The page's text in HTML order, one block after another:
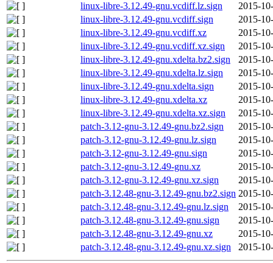
linux-libre-3.12.49-gnu.vcdiff.lz.sign
2015-
linux-libre-3.12.49-gnu.vcdiff.sign
2015-
linux-libre-3.12.49-gnu.vcdiff.xz
2015-
linux-libre-3.12.49-gnu.vcdiff.xz.sign
2015-
linux-libre-3.12.49-gnu.xdelta.bz2.sign
2015-
linux-libre-3.12.49-gnu.xdelta.lz.sign
2015-
linux-libre-3.12.49-gnu.xdelta.sign
2015-
linux-libre-3.12.49-gnu.xdelta.xz
2015-
linux-libre-3.12.49-gnu.xdelta.xz.sign
2015-
patch-3.12-gnu-3.12.49-gnu.bz2.sign
2015-
patch-3.12-gnu-3.12.49-gnu.lz.sign
2015-
patch-3.12-gnu-3.12.49-gnu.sign
2015-
patch-3.12-gnu-3.12.49-gnu.xz
2015-
patch-3.12-gnu-3.12.49-gnu.xz.sign
2015-
patch-3.12.48-gnu-3.12.49-gnu.bz2.sign 2015-
patch-3.12.48-gnu-3.12.49-gnu.lz.sign
2015-
patch-3.12.48-gnu-3.12.49-gnu.sign
2015-
patch-3.12.48-gnu-3.12.49-gnu.xz
2015-
patch-3.12.48-gnu-3.12.49-gnu.xz.sign
2015-